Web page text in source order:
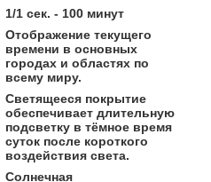
1/1 сек. - 100 минут
Отображение текущего
времени в основных
городах и областях по
всему миру.
Светящееся покрытие
обеспечивает длительную
подсветку в тёмное время
суток после короткого
воздействия света.
Солнечная